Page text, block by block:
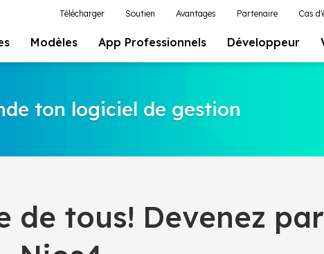
Télécharger Soutien Avantages Partenaire Cas
Modèles App Professionnels Développeur
ton logiciel de gestion
de tous! Devenez